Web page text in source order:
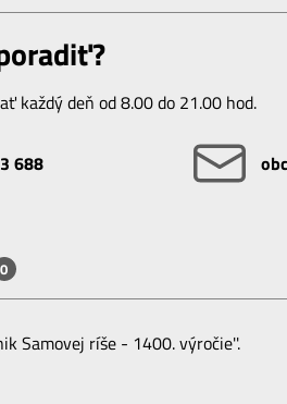
každý deň od 8.00 do 21.00 hod.
688
0
Samovej ríše - 1400. výročie''.